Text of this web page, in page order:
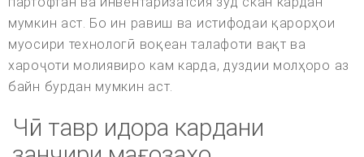
мумкин аст. Бо ин равиш ва истифодаи қарорҳои
муосири технологӣ воқеан талафоти вақт ва
хароҷоти молиявиро кам карда, дуздии молҳоро аз
байн бурдан мумкин аст.
Чӣ тавр идора кардани